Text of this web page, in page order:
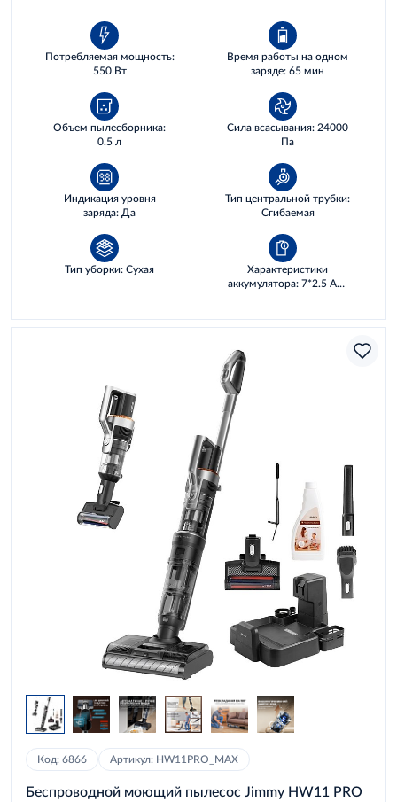
Потребляемая мощность:
550 Вт
Время работы на одном
заряде: 65 мин
Объем пылесборника:
0.5 л
Сила всасывания: 24000
Па
Индикация уровня
заряда: Да
Тип центральной трубки:
Сгибаемая
Тип уборки: Сухая
Характеристики
аккумулятора: 7*2.5 AH,
Код: 6866 Артикул: HW11PRO_MAX
Беспроводной моющий пылесос Jimmy HW11 PRO